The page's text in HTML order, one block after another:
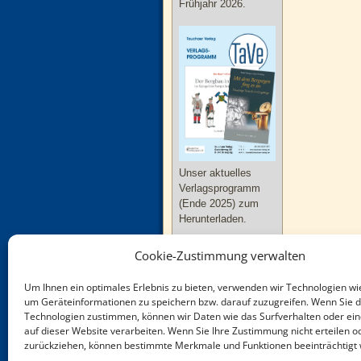
Cookie-Zustimmung verwalten
Um Ihnen ein optimales Erlebnis zu bieten, verwenden wir Technologien
um Geräteinformationen zu speichern bzw. darauf zuzugreifen. Wenn Sie
Technologien zustimmen, können wir Daten wie das Surfverhalten oder
auf dieser Website verarbeiten. Wenn Sie Ihre Zustimmung nicht erteilen
zurückziehen, können bestimmte Merkmale und Funktionen beeinträchtigt
Frühjahr 2026.
Unser aktuelles
Verlagsprogramm
(Ende 2025) zum
Herunterladen.
Neue Bücher zu
Thüringen und
Sachsen-Anhalt im